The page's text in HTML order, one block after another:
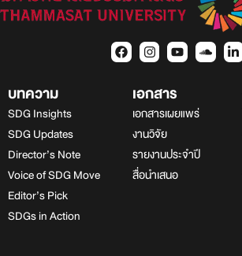
บทความ
SDG Insights
SDG Updates
Director’s Note
Voice of SDG Move
Editor’s Pick
SDGs in Action
เอกสาร
เอกสารเผยแพร่
งานวิจัย
รายงานประจำปี
สื่อนำเสนอ